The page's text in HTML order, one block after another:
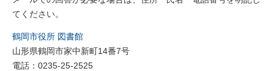
てください。
鶴岡市役所 図書館
山形県鶴岡市家中新町14番7号
電話：0235-25-2525